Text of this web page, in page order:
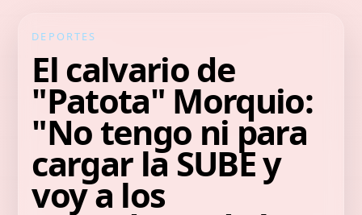
DEPORTES
El calvario de
"Patota" Morquio:
"No tengo ni para
cargar la SUBE y
voy a los